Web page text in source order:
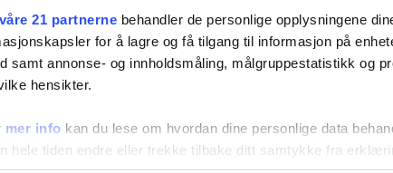
våre 21 partnerne behandler de personlige opplysningene
for å lagre og få tilgang til informasjon på
samt annonse- og innholdsmåling, målgruppestatistikk og
hensikter.
mer info kan du lese om hvordan dine personlige data
hele tiden endre eller trekke tilbake ditt samtykke fra
ikke vært noe ønske om å tvære det ut, og flere er
ble satt til 1. mars. Det har også gjort at flere gikk
sier hun.
hun ikke fornøyd med hvordan lønnstilleggene blir